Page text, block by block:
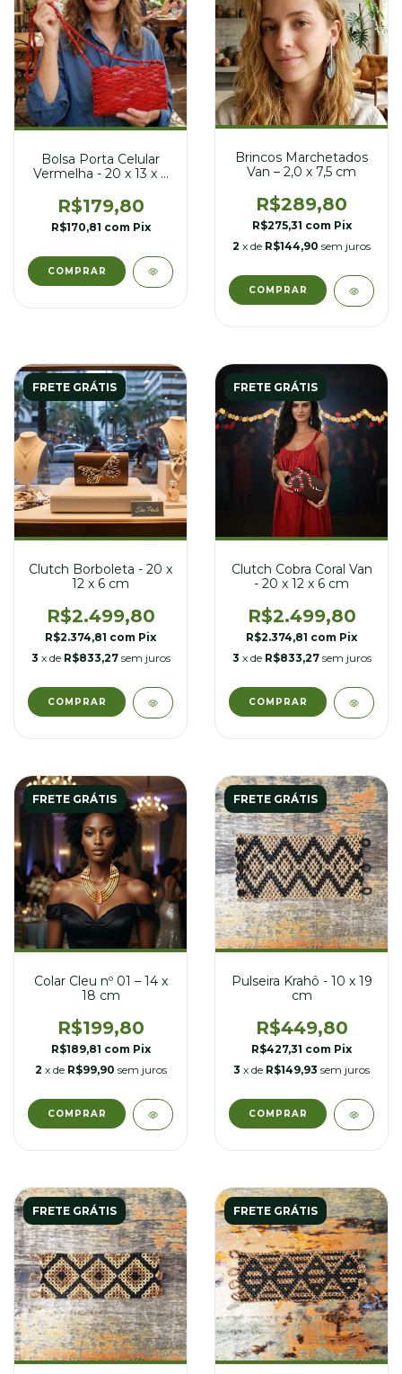
Bolsa Porta Celular
Vermelha - 20 x 13 x 3
R$179,80
R$170,81 com Pix
Brincos Marchetados
Van – 2,0 x 7,5 cm
R$289,80
R$275,31 com Pix
2 x de R$144,90 sem juros
COMPRAR
FRETE GRÁTIS
Clutch Borboleta - 20 x
12 x 6 cm
R$2.499,80
R$2.374,81 com Pix
3 x de R$833,27 sem juros
FRETE GRÁTIS
Clutch Cobra Coral Van
- 20 x 12 x 6 cm
R$2.499,80
R$2.374,81 com Pix
3 x de R$833,27 sem juros
FRETE GRÁTIS
Colar Cleu nº 01 – 14 x
18 cm
R$199,80
R$189,81 com Pix
2 x de R$99,90 sem juros
FRETE GRÁTIS
Pulseira Krahô - 10 x 19
cm
R$449,80
R$427,31 com Pix
3 x de R$149,93 sem juros
FRETE GRÁTIS FRETE GRÁTIS